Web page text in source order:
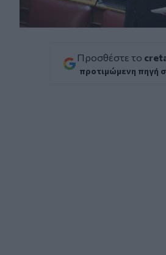
Προσθέστε το
προτιμώμενη πηγή